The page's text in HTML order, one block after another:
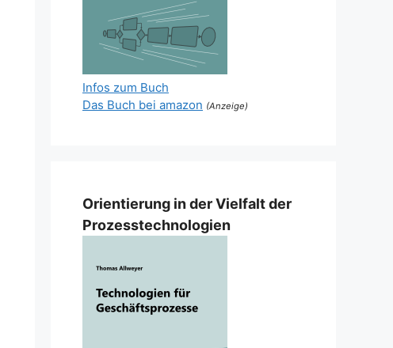
Infos zum Buch
Das Buch bei amazon (Anzeige)
Orientierung in der Vielfalt der
Prozesstechnologien